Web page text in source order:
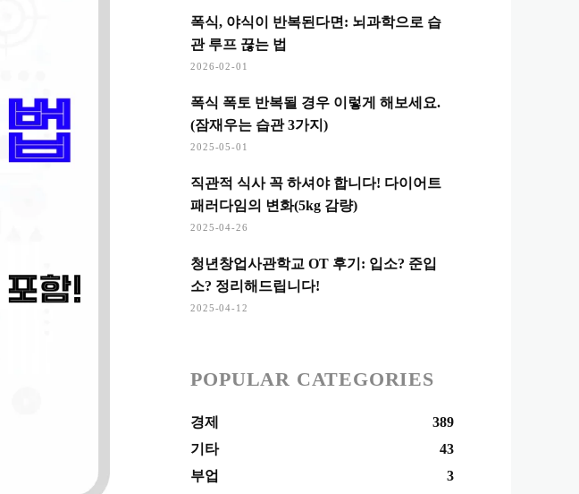
폭식, 야식이 반복된다면: 뇌과학으로 습
관 루프 끊는 법
2026-02-01
폭식 폭토 반복될 경우 이렇게 해보세요.
(잠재우는 습관 3가지)
2025-05-01
직관적 식사 꼭 하셔야 합니다! 다이어트
패러다임의 변화(5kg 감량)
2025-04-26
청년창업사관학교 OT 후기: 입소? 준입
소? 정리해드립니다!
2025-04-12
POPULAR CATEGORIES
경제
389
기타
43
부업
3